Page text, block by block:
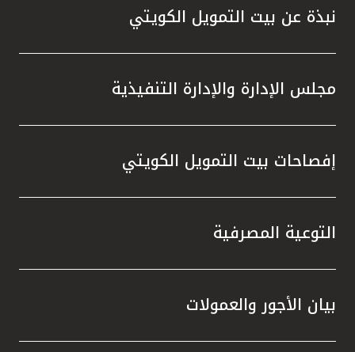
نبذة عن بيت التمويل الكويتي
مجلس الإدارة والإدارة التنفيذية
إفصاحات بيت التمويل الكويتي
التوعية المصرفية
بيان الأجور والعمولات